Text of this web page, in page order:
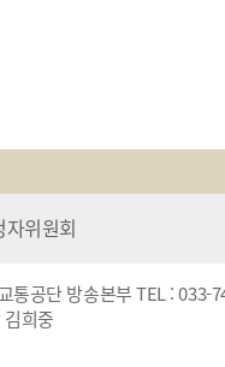
자위원회
공단 방송본부 TEL : 033-
희중